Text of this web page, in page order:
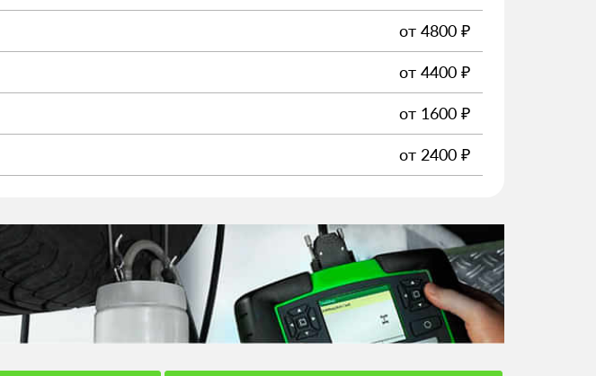
от 4800 ₽
от 4400 ₽
от 1600 ₽
от 2400 ₽